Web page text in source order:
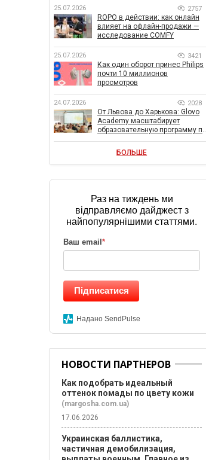
25.07.2026 2757
ROPO в действии: как онлайн
влияет на офлайн-продажи —
исследование COMFY
25.07.2026 3421
Как один оборот принес Philips
почти 10 миллионов
просмотров
24.07.2026 2028
От Львова до Харькова: Glovo
Academy масштабирует
образовательную программу по
бизнеса
БОЛЬШЕ
Раз на тиждень ми
відправляємо дайджест з
найпопулярнішими статтями.
Ваш email *
Підписатися
Надано SendPulse
НОВОСТИ ПАРТНЕРОВ
Как подобрать идеальный
оттенок помады по цвету кожи
(margosha.com.ua)
17.06.2026
Украинская баллистика,
частичная демобилизация,